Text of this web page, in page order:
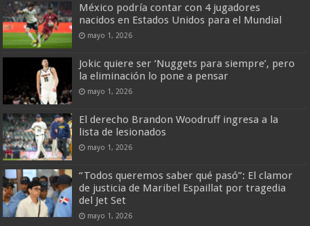
México podría contar con 4 jugadores
nacidos en Estados Unidos para el Mundial
mayo 1, 2026
Jokic quiere ser ‘Nuggets para siempre’, pero
la eliminación lo pone a pensar
mayo 1, 2026
El derecho Brandon Woodruff ingresa a la
lista de lesionados
mayo 1, 2026
“Todos queremos saber qué pasó”: El clamor
de justicia de Maribel Espaillat por tragedia
del Jet Set
mayo 1, 2026